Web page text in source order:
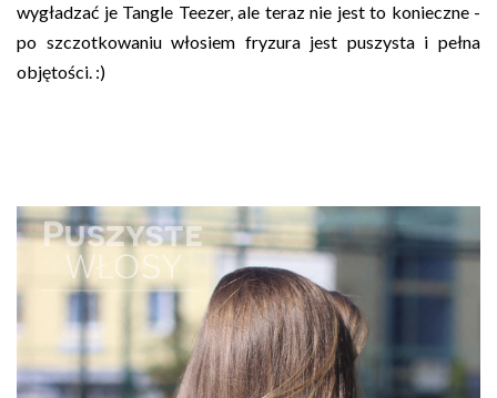
wygładzać je Tangle Teezer, ale teraz nie jest to konieczne -
po szczotkowaniu włosiem fryzura jest puszysta i pełna
objętości. :)